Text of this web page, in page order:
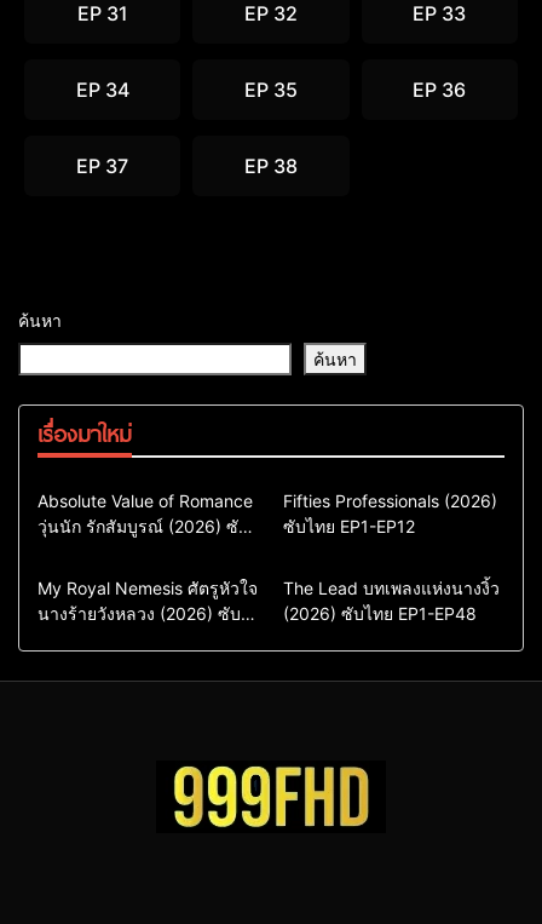
EP 31 EP 32 EP 33
EP 34 EP 35 EP 36
EP 37 EP 38
ค้นหา
ค้นหา
เรื่องมาใหม่
Comedy
Drama
ซีรี่ย์เกาหลี
ซีรี่ย์เกาหลีพากย์ไทย
Absolute Value of Romance
วุ่นนัก รักสัมบูรณ์ (2026) ซับ
Action & Adventure
Comedy
Drama
ซีรี่ย์เกาหลีซับไทย
Fifties Professionals (2026)
ซับไทย EP1-EP12
Comedy
Drama
Sci-Fi & Fantasy
My Royal Nemesis ศัตรูหัวใจ
นางร้ายวังหลวง (2026) ซับ
Drama
ซีรี่ย์จีน
ซีรี่ย์จีนซับไทย
The Lead บทเพลงแห่งนางงิ้ว
(2026) ซับไทย EP1-EP48